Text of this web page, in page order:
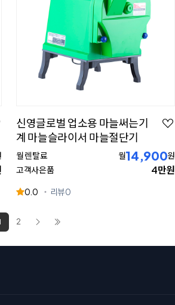
신영글로벌 업소용 마늘써는기
계 마늘슬라이서 마늘절단기
월 렌탈료 월14,900원
고객사은품
4만원
0.0 리뷰0
2